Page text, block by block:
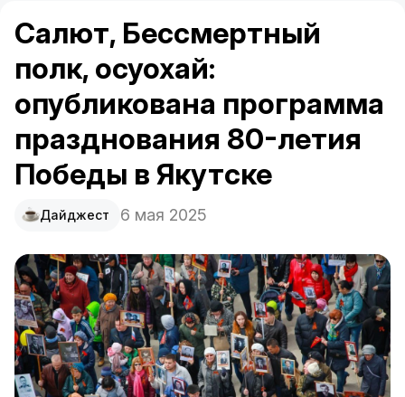
Салют, Бессмертный
полк, осуохай:
опубликована программа
празднования 80-летия
Победы в Якутске
Дайджест 6 мая 2025